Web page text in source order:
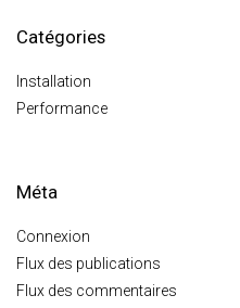
Catégories
Installation
Performance
Méta
Connexion
Flux des publications
Flux des commentaires